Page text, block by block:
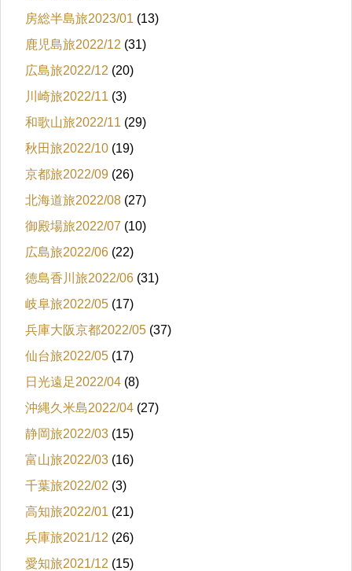
房総半島旅2023/01 (13)
鹿児島旅2022/12 (31)
広島旅2022/12 (20)
川崎旅2022/11 (3)
和歌山旅2022/11 (29)
秋田旅2022/10 (19)
京都旅2022/09 (26)
北海道旅2022/08 (27)
御殿場旅2022/07 (10)
広島旅2022/06 (22)
徳島香川旅2022/06 (31)
岐阜旅2022/05 (17)
兵庫大阪京都2022/05 (37)
仙台旅2022/05 (17)
日光遠足2022/04 (8)
沖縄久米島2022/04 (27)
静岡旅2022/03 (15)
富山旅2022/03 (16)
千葉旅2022/02 (3)
高知旅2022/01 (21)
兵庫旅2021/12 (26)
愛知旅2021/12 (15)